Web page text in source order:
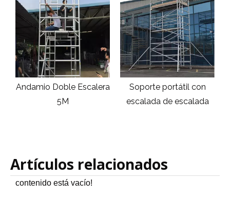
Andamio Doble Escalera
5M
Soporte portátil con
escalada de escalada
Artículos relacionados
contenido está vacío!